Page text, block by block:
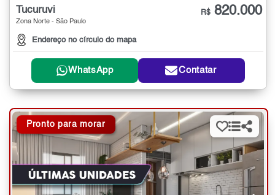
Tucuruvi
Zona Norte - São Paulo
Endereço no círculo do mapa
R$ 820.000
WhatsApp Contatar
Pronto para morar